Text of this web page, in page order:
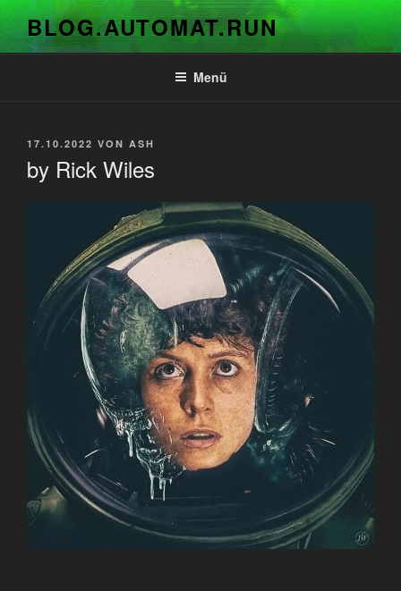
Zum
Inhalt
springen
BLOG.AUTOMAT.RUN
Menü
VERÖFFENTLICHT
17.10.2022 VON ASH
by Rick Wiles